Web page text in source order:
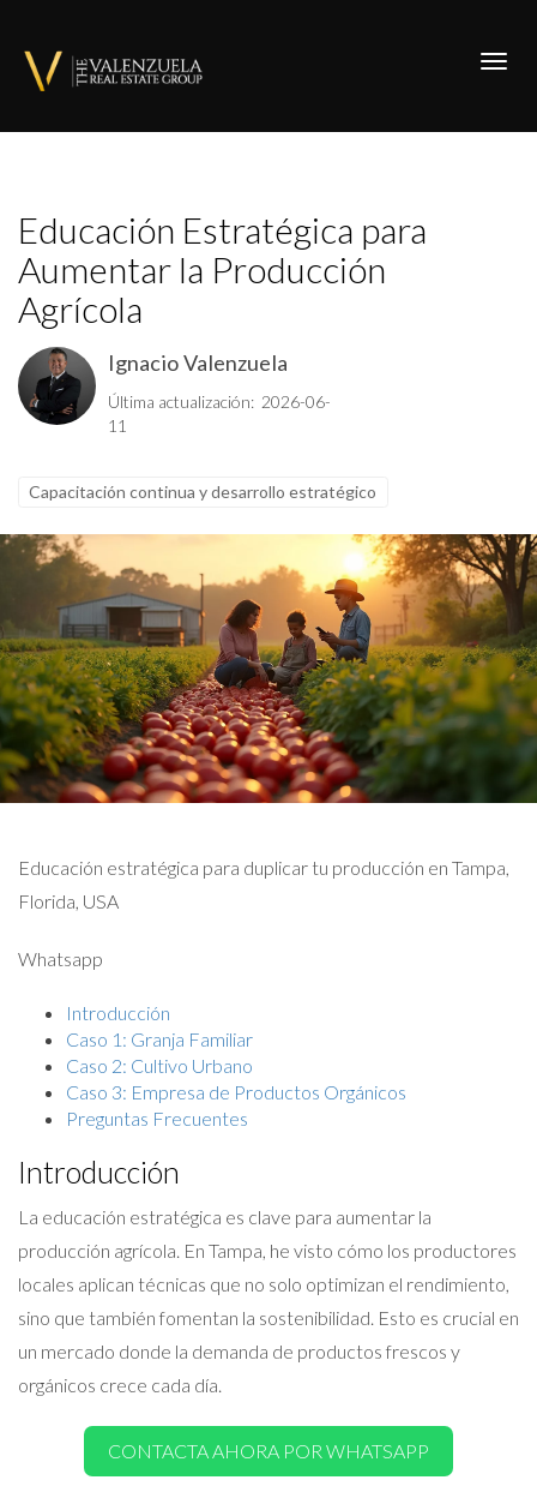
Educación Estratégica para
Aumentar la Producción
Agrícola
Ignacio Valenzuela
Última actualización: 2026-06-
11
Capacitación continua y desarrollo estratégico
Educación estratégica para duplicar tu producción en Tampa,
Florida, USA
Whatsapp
Introducción
Caso 1: Granja Familiar
Caso 2: Cultivo Urbano
Caso 3: Empresa de Productos Orgánicos
Preguntas Frecuentes
Introducción
La educación estratégica es clave para aumentar la
producción agrícola. En Tampa, he visto cómo los productores
locales aplican técnicas que no solo optimizan el rendimiento,
sino que también fomentan la sostenibilidad. Esto es crucial en
un mercado donde la demanda de productos frescos y
orgánicos crece cada día.
CONTACTA AHORA POR WHATSAPP